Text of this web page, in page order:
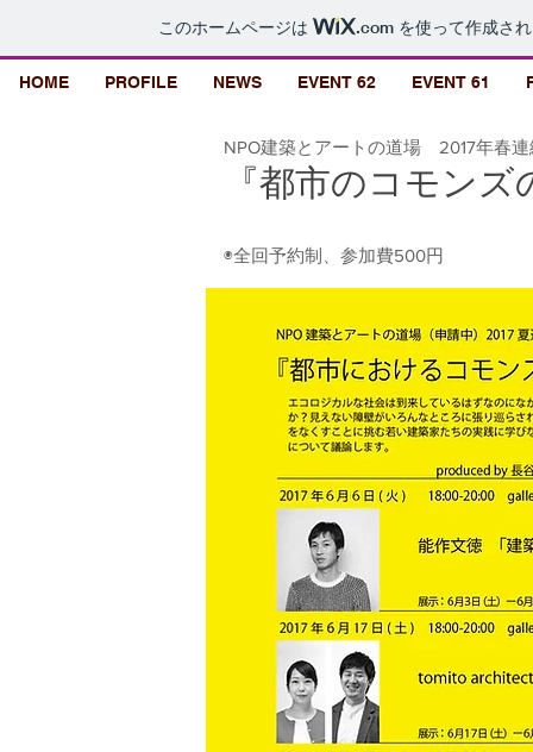
このホームページは .com を使って作成さ
HOME PROFILE NEWS EVENT 62 EVENT 61
NPO建築とアートの道場 2017年春
『都市のコモン
◉全回予約制、参加費500円